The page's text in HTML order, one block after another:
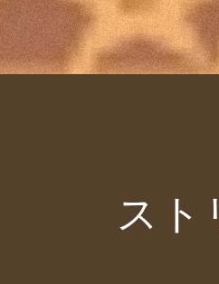
スト